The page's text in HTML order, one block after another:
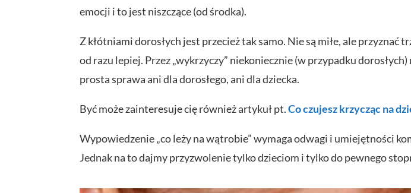
emocji i to jest niszczące (od środka).
Z kłótniami dorosłych jest przecież tak samo. Nie są miłe, ale przyznać
od razu lepiej. Przez „wykrzyczy” niekoniecznie (w przypadku
prosta sprawa ani dla dorosłego, ani dla dziecka.
Być może zainteresuje cię również artykuł pt.Co czujesz krzycząc na
Wypowiedzenie „co leży na wątrobie” wymaga odwagi i umiejętności
Jednak na to dajmy przyzwolenie tylko dzieciom i tylko do pewnego